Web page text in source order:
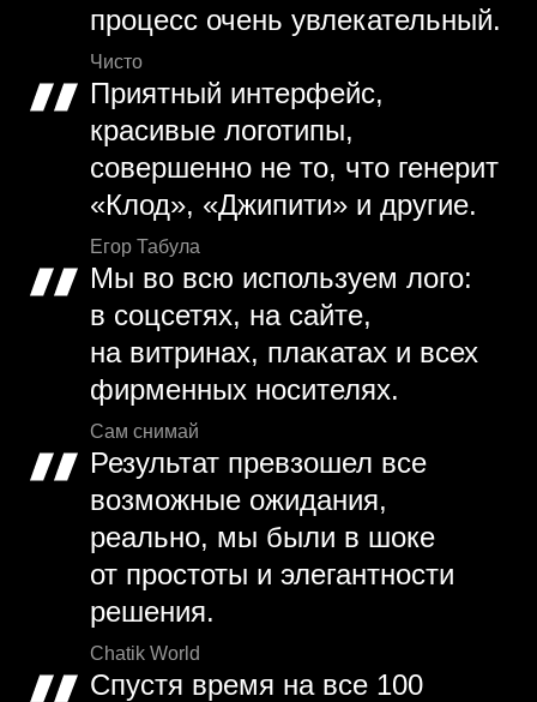
процесс очень увлекательный.
Чисто
Приятный интерфейс,
красивые логотипы,
совершенно не то, что генерит
«Клод», «Джипити» и другие.
Егор Табула
Мы во всю используем лого:
в соцсетях, на сайте,
на витринах, плакатах и всех
фирменных носителях.
Сам снимай
Результат превзошел все
возможные ожидания,
реально, мы были в шоке
от простоты и элегантности
решения.
Chatik World
Спустя время на все 100